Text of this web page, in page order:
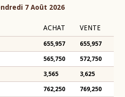
7 Août 2026
ACHAT VENTE
655,957 655,957
565,750 572,750
3,565 3,625
762,250 769,250